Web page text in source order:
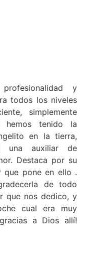
y
todos los niveles
simplemente
hemos tenido la
en la tierra,
una auxiliar de
Destaca por su
que pone en ello .
de todo
que nos dedico, y
cual era muy
a Dios allí!